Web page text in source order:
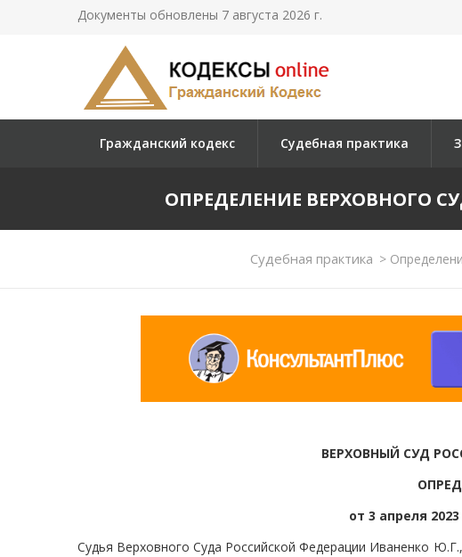
Документы обновлены 7 августа 2026 г.
Гражданский кодекс Судебная практика
ОПРЕДЕЛЕНИЕ ВЕРХОВНОГО
Судебная практика >
ВЕРХОВНЫЙ СУД
от 3 апреля
Судья Верховного Суда Российской Федерации Иваненко